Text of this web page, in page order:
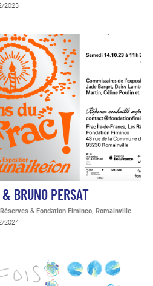
2023
BRUNO PERSAT
& Fondation Fiminco, Romainville
2024